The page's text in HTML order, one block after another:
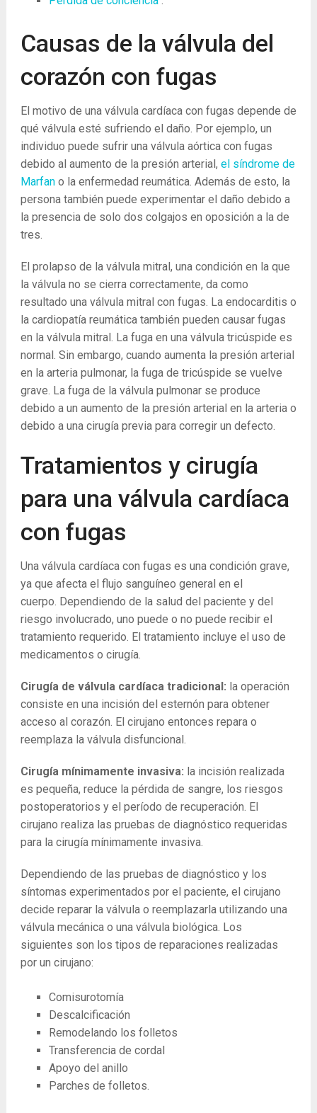
Causas de la válvula del
corazón con fugas
El motivo de una válvula cardíaca con fugas depende de
qué válvula esté sufriendo el daño. Por ejemplo, un
individuo puede sufrir una válvula aórtica con fugas
debido al aumento de la presión arterial, el síndrome de
Marfano la enfermedad reumática. Además de esto, la
persona también puede experimentar el daño debido a
la presencia de solo dos colgajos en oposición a la de
tres.
El prolapso de la válvula mitral, una condición en la que
la válvula no se cierra correctamente, da como
resultado una válvula mitral con fugas. La endocarditis o
la cardiopatía reumática también pueden causar fugas
en la válvula mitral. La fuga en una válvula tricúspide es
normal. Sin embargo, cuando aumenta la presión arterial
en la arteria pulmonar, la fuga de tricúspide se vuelve
grave. La fuga de la válvula pulmonar se produce
debido a un aumento de la presión arterial en la arteria o
debido a una cirugía previa para corregir un defecto.
Tratamientos y cirugía
para una válvula cardíaca
con fugas
Una válvula cardíaca con fugas es una condición grave,
ya que afecta el flujo sanguíneo general en el
cuerpo. Dependiendo de la salud del paciente y del
riesgo involucrado, uno puede o no puede recibir el
tratamiento requerido. El tratamiento incluye el uso de
medicamentos o cirugía.
Cirugía de válvula cardíaca tradicional: la operación
consiste en una incisión del esternón para obtener
acceso al corazón. El cirujano entonces repara o
reemplaza la válvula disfuncional.
Cirugía mínimamente invasiva: la incisión realizada
es pequeña, reduce la pérdida de sangre, los riesgos
postoperatorios y el período de recuperación. El
cirujano realiza las pruebas de diagnóstico requeridas
para la cirugía mínimamente invasiva.
Dependiendo de las pruebas de diagnóstico y los
síntomas experimentados por el paciente, el cirujano
decide reparar la válvula o reemplazarla utilizando una
válvula mecánica o una válvula biológica. Los
siguientes son los tipos de reparaciones realizadas
por un cirujano:
Comisurotomía
Descalcificación
Remodelando los folletos
Transferencia de cordal
Apoyo del anillo
Parches de folletos.